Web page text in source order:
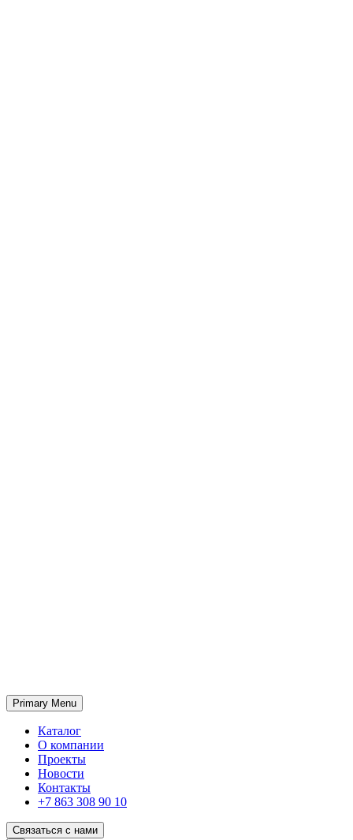
ГК «SABONE»
Оптовые поставки отделочных материалов и оборудования
Primary Menu
Каталог
О компании
Проекты
Новости
Контакты
+7 863 308 90 10
Связаться с нами